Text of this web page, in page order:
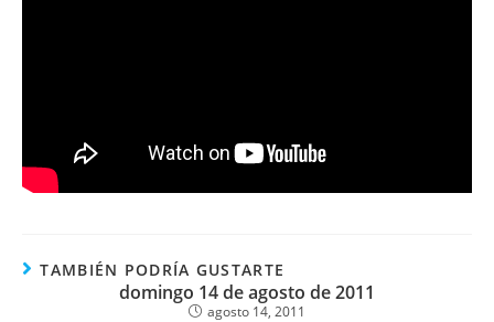
TAMBIÉN PODRÍA GUSTARTE
domingo 14 de agosto de 2011
agosto 14, 2011